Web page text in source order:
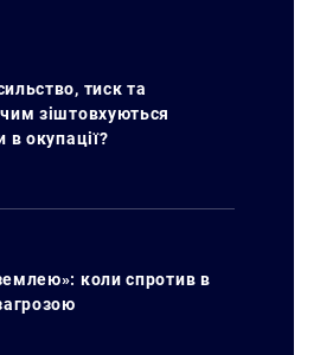
тиск та
зіштовхуються
в окупації?
коли спротив в